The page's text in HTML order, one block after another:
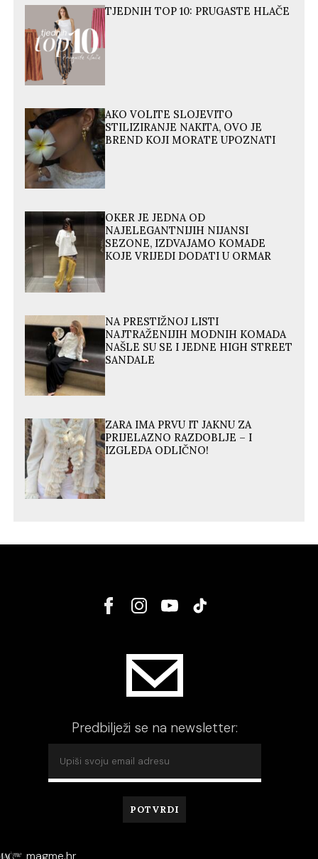
TJEDNIH TOP 10: PRUGASTE HLAČE
AKO VOLITE SLOJEVITO
STILIZIRANJE NAKITA, OVO JE
BREND KOJI MORATE UPOZNATI
OKER JE JEDNA OD
NAJELEGANTNIJIH NIJANSI
SEZONE, IZDVAJAMO KOMADE
KOJE VRIJEDI DODATI U ORMAR
NA PRESTIŽNOJ LISTI
NAJTRAŽENIJIH MODNIH KOMADA
NAŠLE SU SE I JEDNE HIGH STREET
SANDALE
ZARA IMA PRVU IT JAKNU ZA
PRIJELAZNO RAZDOBLJE – I
IZGLEDA ODLIČNO!
Predbilježi se na newsletter:
magme.hr